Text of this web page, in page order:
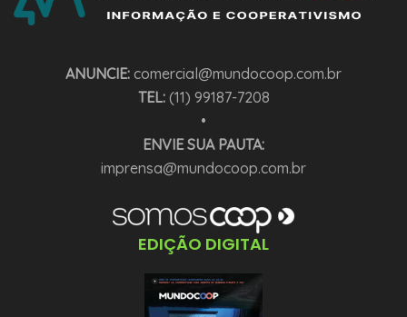
ANUNCIE: comercial@mundocoop.com.br
TEL:(11) 99187-7208
•
ENVIE SUA PAUTA:
imprensa@mundocoop.com.br
EDIÇÃO DIGITAL